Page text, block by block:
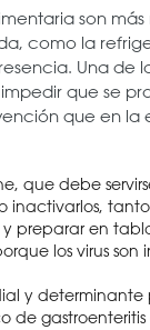
son
como la
Una de
que se
que en la
que debe
inactivarlos,
preparar en
los virus
y determinante
de